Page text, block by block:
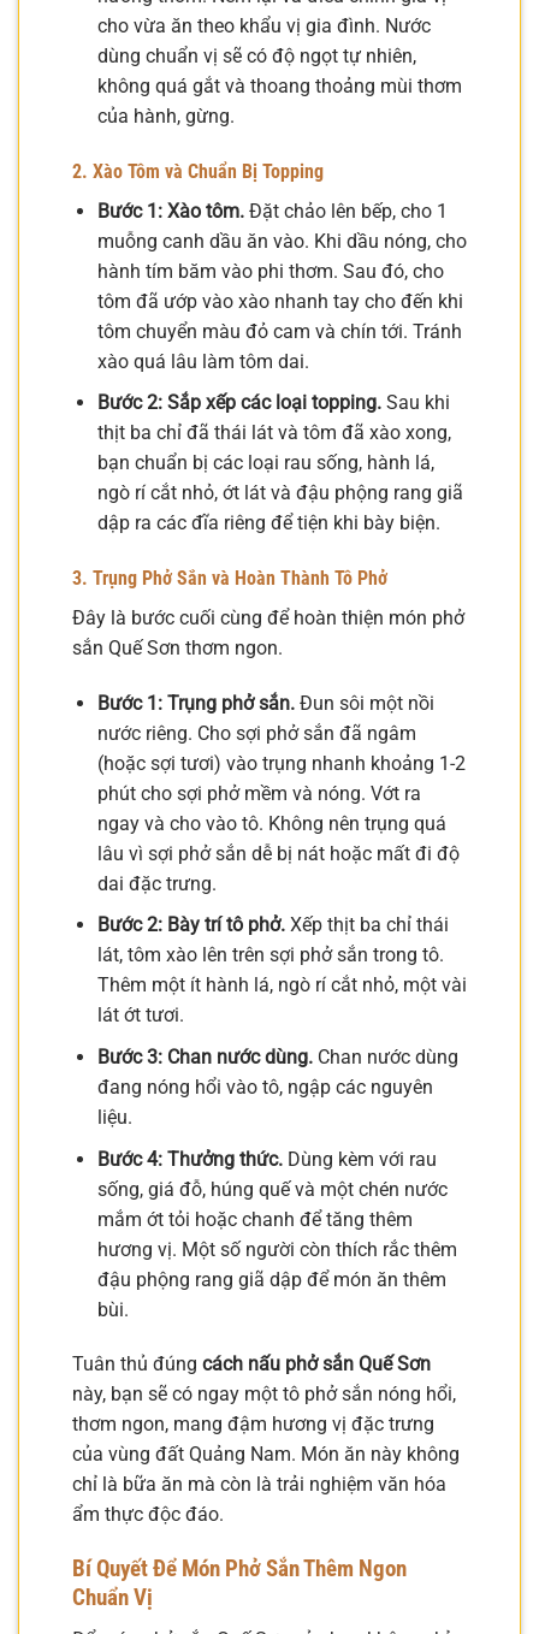
cho vừa ăn theo khẩu vị gia đình. Nước
dùng chuẩn vị sẽ có độ ngọt tự nhiên,
không quá gắt và thoang thoảng mùi thơm
của hành, gừng.
2. Xào Tôm và Chuẩn Bị Topping
Bước 1: Xào tôm.Đặt chảo lên bếp, cho 1
muỗng canh dầu ăn vào. Khi dầu nóng, cho
hành tím băm vào phi thơm. Sau đó, cho
tôm đã ướp vào xào nhanh tay cho đến khi
tôm chuyển màu đỏ cam và chín tới. Tránh
xào quá lâu làm tôm dai.
Bước 2: Sắp xếp các loại topping.Sau khi
thịt ba chỉ đã thái lát và tôm đã xào xong,
bạn chuẩn bị các loại rau sống, hành lá,
ngò rí cắt nhỏ, ớt lát và đậu phộng rang giã
dập ra các đĩa riêng để tiện khi bày biện.
3. Trụng Phở Sắn và Hoàn Thành Tô Phở
Đây là bước cuối cùng để hoàn thiện món phở
sắn Quế Sơn thơm ngon.
Bước 1: Trụng phở sắn.Đun sôi một nồi
nước riêng. Cho sợi phở sắn đã ngâm
(hoặc sợi tươi) vào trụng nhanh khoảng 1-2
phút cho sợi phở mềm và nóng. Vớt ra
ngay và cho vào tô. Không nên trụng quá
lâu vì sợi phở sắn dễ bị nát hoặc mất đi độ
dai đặc trưng.
Bước 2: Bày trí tô phở.Xếp thịt ba chỉ thái
lát, tôm xào lên trên sợi phở sắn trong tô.
Thêm một ít hành lá, ngò rí cắt nhỏ, một vài
lát ớt tươi.
Bước 3: Chan nước dùng.Chan nước dùng
đang nóng hổi vào tô, ngập các nguyên
liệu.
Bước 4: Thưởng thức.Dùng kèm với rau
sống, giá đỗ, húng quế và một chén nước
mắm ớt tỏi hoặc chanh để tăng thêm
hương vị. Một số người còn thích rắc thêm
đậu phộng rang giã dập để món ăn thêm
bùi.
Tuân thủ đúng cách nấu phở sắn Quế Sơn
này, bạn sẽ có ngay một tô phở sắn nóng hổi,
thơm ngon, mang đậm hương vị đặc trưng
của vùng đất Quảng Nam. Món ăn này không
chỉ là bữa ăn mà còn là trải nghiệm văn hóa
ẩm thực độc đáo.
Bí Quyết Để Món Phở Sắn Thêm Ngon
Chuẩn Vị